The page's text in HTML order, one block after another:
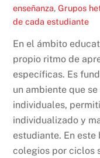
enseñanza,Grupos
de cada estudiante
En el ámbito
propio ritmo de
específicas. Es
un ambiente que
individuales,
individualizado y
estudiante. En
colegios por ciclos